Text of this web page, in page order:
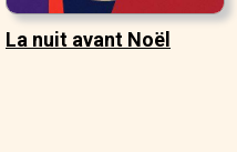
La nuit avant Noël